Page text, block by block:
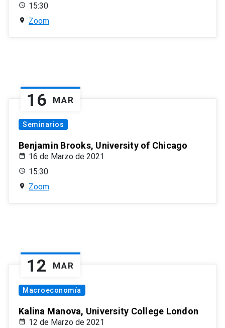
15:30
Zoom
16 MAR
Seminarios
Benjamin Brooks, University of Chicago
16 de Marzo de 2021
15:30
Zoom
12 MAR
Macroeconomía
Kalina Manova, University College London
12 de Marzo de 2021